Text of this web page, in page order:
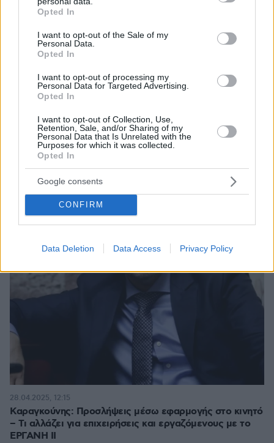
grant or deny consent to Google and its third-party tags to
use your data for below specified purposes in below Google
consent section.
Opted In
I want to opt-out of the Sale of my
Personal Data.
Opted In
I want to opt-out of processing my
Personal Data for Targeted Advertising.
Opted In
I want to opt-out of Collection, Use,
Retention, Sale, and/or Sharing of my
Personal Data that Is Unrelated with the
Purposes for which it was collected.
Opted In
Google consents
CONFIRM
Data Deletion Data Access Privacy Policy
έχει τεράστιο κόστος για τον προϋπολογισμό, όμως θα
«Στόχος είναι να φτάσουμε στο 5,9% μείωσης, χωρίς
σε καμία περίπτωση να διαταραχθεί η δημοσιονομική
σταθερότητα, κάτι το οποίο για μας είναι
προτεραιότητα», δήλωσε ο υφυπουργός Εργασίας και
Κοινωνικής Ασφάλισης
Καραγκούνης: Προσλήψεις μέσω εφαρμογής στο κινητό
– Τι αλλάζει για επιχειρήσεις και εργαζόμενους με το
ΕΡΓΑΝΗ ΙΙ
28.04.2025, 12:15